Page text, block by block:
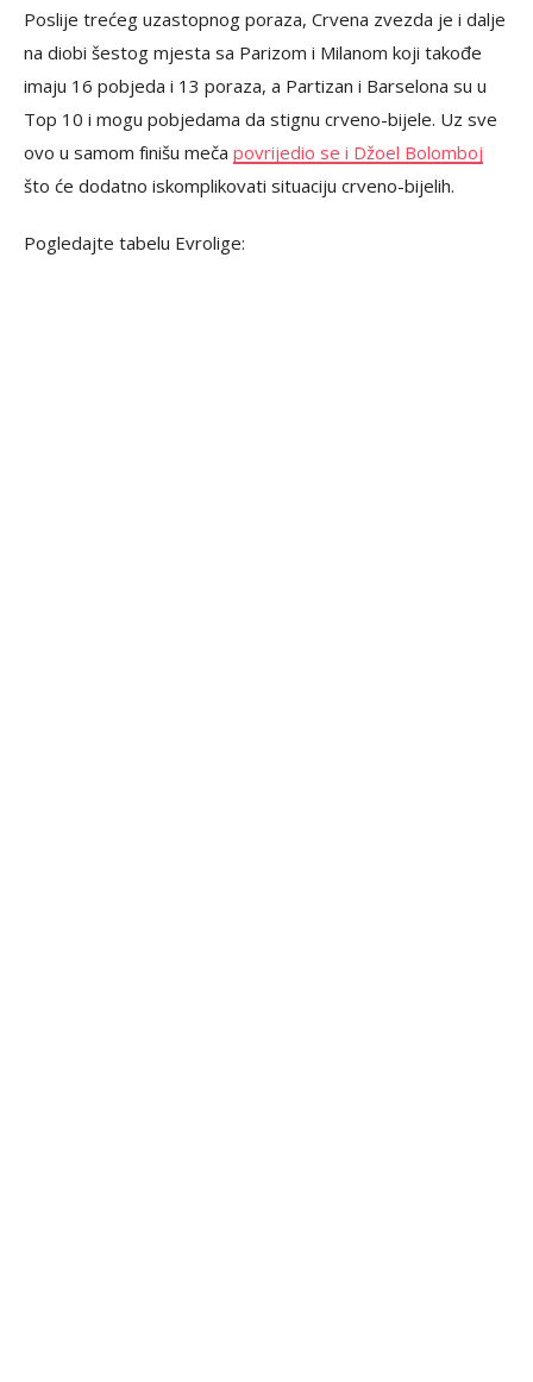
Poslije trećeg uzastopnog poraza, Crvena zvezda je i dalje
na diobi šestog mjesta sa Parizom i Milanom koji takođe
imaju 16 pobjeda i 13 poraza, a Partizan i Barselona su u
Top 10 i mogu pobjedama da stignu crveno-bijele. Uz sve
ovo u samom finišu meča povrijedio se i Džoel Bolomboj
što će dodatno iskomplikovati situaciju crveno-bijelih.
Pogledajte tabelu Evrolige: